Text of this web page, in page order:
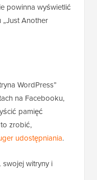
powinna wyświetlić
„Just Another
WordPress”
na Facebooku,
pamięć
zrobić,
udostępniania.
witryny i